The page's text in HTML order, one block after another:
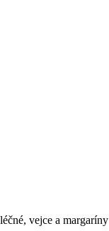
vejce a margaríny